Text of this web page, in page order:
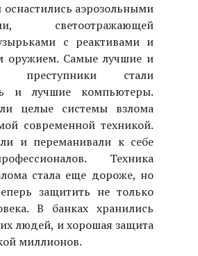
оснастились аэрозольными
светоотражающей
с реактивами и
оружием. Самые лучшие и
преступники стали
и лучшие компьютеры.
целые системы взлома
современной техникой.
и переманивали к себе
Техника
стала еще дороже, но
защитить не только
В банках хранились
людей, и хорошая защита
миллионов.